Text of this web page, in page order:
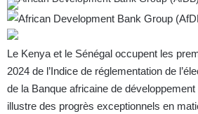
Le Kenya et le Sénégal occupent les
2024 de l’Indice de réglementation de
de la Banque africaine de développement
illustre des progrès exceptionnels en